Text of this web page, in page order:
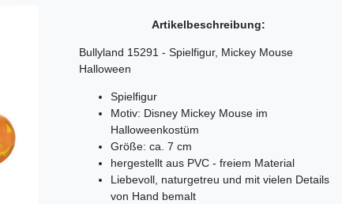
Artikelbeschreibung:
Bullyland 15291 - Spielfigur, Mickey Mouse
Halloween
Spielfigur
Motiv: Disney Mickey Mouse im
Halloweenkostüm
Größe: ca. 7 cm
hergestellt aus PVC - freiem Material
Liebevoll, naturgetreu und mit vielen Details
von Hand bemalt